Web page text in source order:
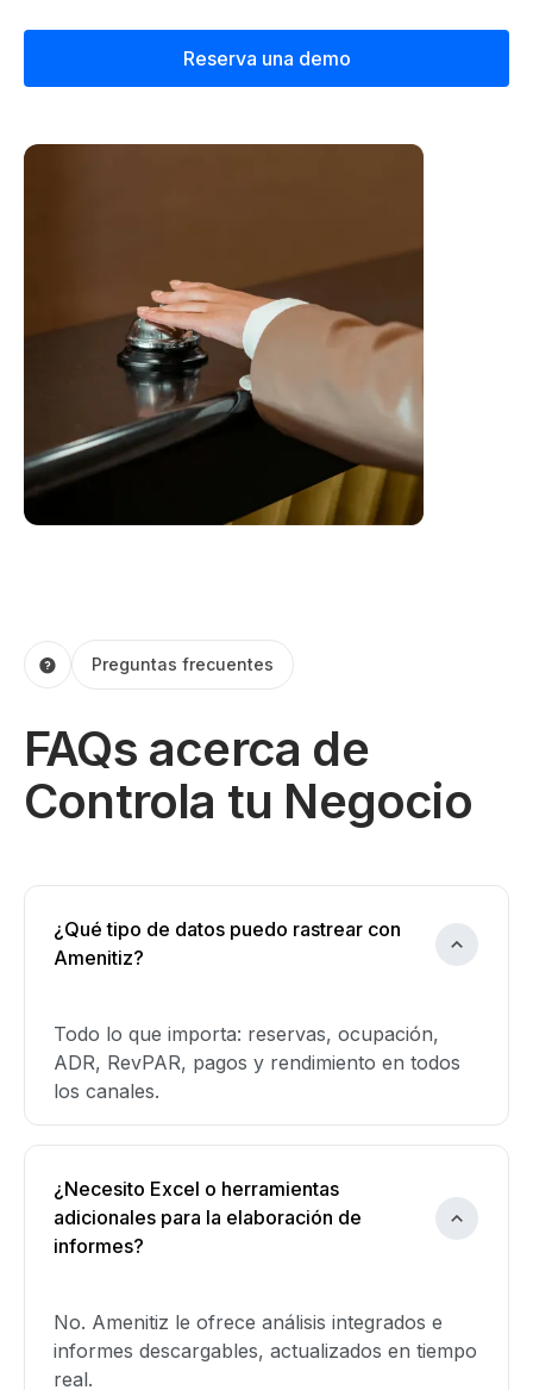
Reserva una demo
Preguntas frecuentes
FAQs acerca de
Controla tu Negocio
¿Qué tipo de datos puedo rastrear con
Amenitiz?
Todo lo que importa: reservas, ocupación,
ADR, RevPAR, pagos y rendimiento en todos
los canales.
¿Necesito Excel o herramientas
adicionales para la elaboración de
informes?
No. Amenitiz le ofrece análisis integrados e
informes descargables, actualizados en tiempo
real.